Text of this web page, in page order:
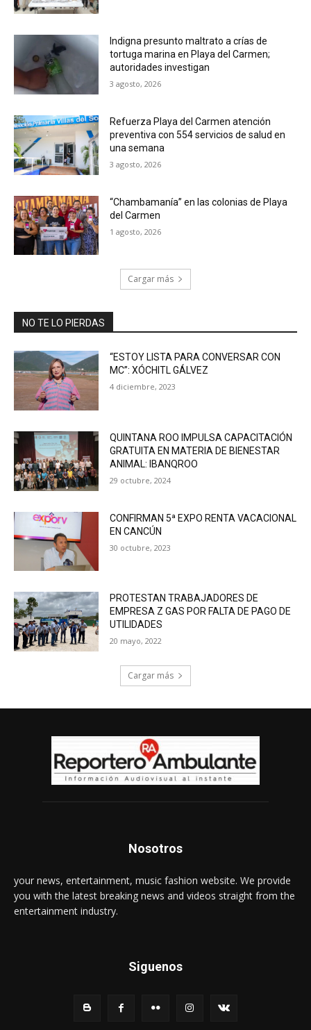
Indigna presunto maltrato a crías de
tortuga marina en Playa del Carmen;
autoridades investigan
3 agosto, 2026
Refuerza Playa del Carmen atención
preventiva con 554 servicios de salud en
una semana
3 agosto, 2026
“Chambamanía” en las colonias de Playa
del Carmen
1 agosto, 2026
Cargar más
NO TE LO PIERDAS
“ESTOY LISTA PARA CONVERSAR CON
MC”: XÓCHITL GÁLVEZ
4 diciembre, 2023
QUINTANA ROO IMPULSA CAPACITACIÓN
GRATUITA EN MATERIA DE BIENESTAR
ANIMAL: IBANQROO
29 octubre, 2024
CONFIRMAN 5ª EXPO RENTA VACACIONAL
EN CANCÚN
30 octubre, 2023
PROTESTAN TRABAJADORES DE
EMPRESA Z GAS POR FALTA DE PAGO DE
UTILIDADES
20 mayo, 2022
Cargar más
Nosotros
your news, entertainment, music fashion website. We provide
you with the latest breaking news and videos straight from the
entertainment industry.
Siguenos